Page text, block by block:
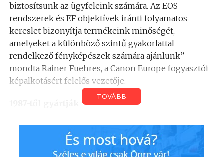
biztosítsunk az ügyfeleink számára. Az EOS
rendszerek és EF objektívek iránti folyamatos
kereslet bizonyítja termékeink minőségét,
amelyeket a különböző szintű gyakorlattal
rendelkező fényképészek számára ajánlunk” –
mondta Rainer Fuehres, a Canon Europe fogyasztói
képalkotásért felelős vezetője.
Az EOS („Electro Optical System”) rendszer gyártása
1987-ben, az EOS 650 tükörreflexes
fényképezőgéppel kezdődött, a Canon Inc.
TOVÁBB